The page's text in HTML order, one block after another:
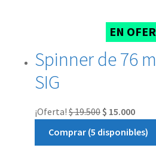
EN
Spinner de 76
SIG
¡Oferta! $19.500 $ 15.000
Comprar (5 disponibles)